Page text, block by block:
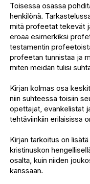
Toisessa osassa
henkilönä.
mitä profeetat tekevät
eroaa esimerkiksi
testamentin
profeetan tunnistaa ja
miten meidän tulisi
Kirjan kolmas osa
niin suhteessa toisiin
opettajat, evankelistat
tehtäviinkiin erilaisissa
Kirjan tarkoitus on
kristinuskon
osalta, kuin niiden
kanssaan.